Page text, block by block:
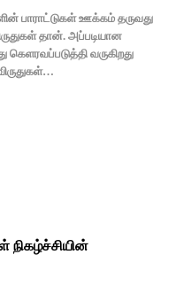
பாராட்டுகள் ஊக்கம் தருவது
தான். அப்படியான
வருகிறது
நிகழ்ச்சியின்